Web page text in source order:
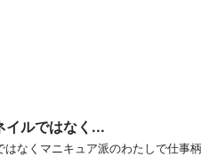
イルではなく...
なくマニキュア派のわたしで仕事柄